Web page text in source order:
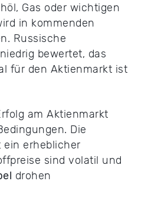
Gas oder wichtigen
in kommenden
Russische
bewertet, das
für den Aktienmarkt ist
am Aktienmarkt
Die
ein erheblicher
sind volatil und
drohen